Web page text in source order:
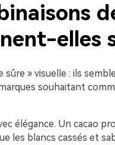
elles
» visuelle : ils
souhaitant
élégance. Un cacao
les blancs cassés et